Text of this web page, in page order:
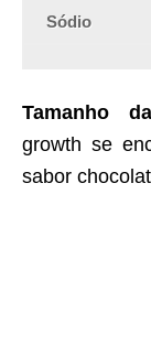
Sódio
Tamanho
growth se
sabor